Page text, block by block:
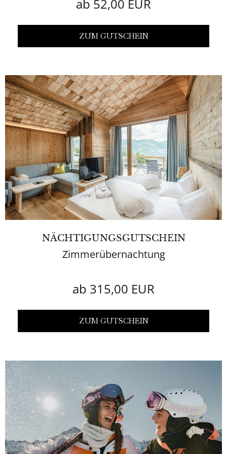
ab 52,00 EUR
ZUM GUTSCHEIN
NÄCHTIGUNGSGUTSCHEIN
Zimmerübernachtung
ab 315,00 EUR
ZUM GUTSCHEIN